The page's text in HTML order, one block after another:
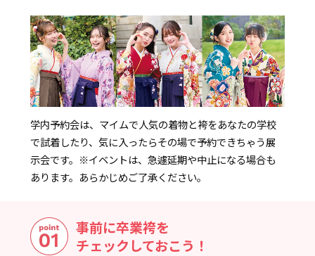
学内予約会は、マイムで人気の着物と袴をあなたの学校
で試着したり、気に入ったらその場で予約できちゃう展
示会です。 ※イベントは、急遽延期や中止になる場合も
あります。あらかじめご了承ください。
事前に卒業袴を
チェックしておこう！